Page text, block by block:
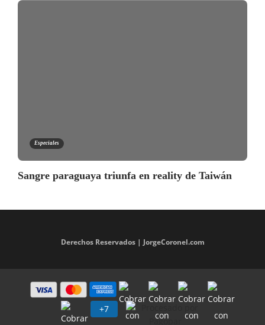
Especiales
Sangre paraguaya triunfa en reality de Taiwán
Derechos Reservados | JorgeCoronel.com